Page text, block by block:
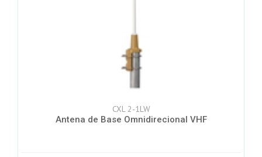
CXL 2-1LW
Antena de Base Omnidirecional VHF